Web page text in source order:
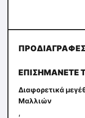
ΠΡΟΔΙΑΓΡΑΦΈΣ
ΕΠΙΣΗΜΆΝΕΤΕ
Διαφορετικά
Μαλλιών
,